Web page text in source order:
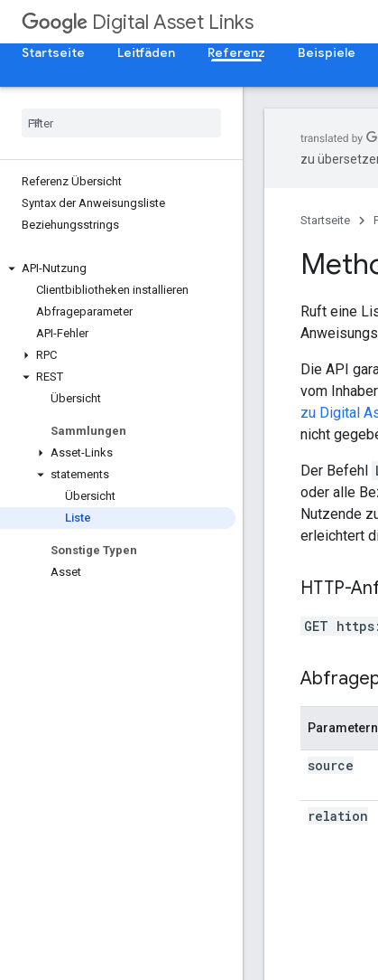
Digital Asset Links
Startseite
Leitfäden Referenz Beispiele
Referenz Übersicht
Syntax der Anweisungsliste
Beziehungsstrings
API-Nutzung
Clientbibliotheken installieren
Abfrageparameter
API-Fehler
RPC
REST
Übersicht
Sammlungen
Asset-Links
statements
Übersicht
Liste
Sonstige Typen
Asset
zu
Startseite
Ruft eine
Die API
vom
zu Digital
nicht
Der Befehl
oder alle
Nutzende
erleichtert
HTTP-
GET
source
relation